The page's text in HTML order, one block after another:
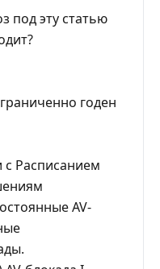
под эту статью
годен
с Расписанием
AV-